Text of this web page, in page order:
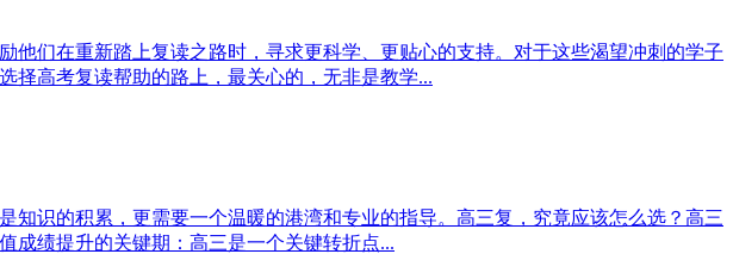
们在重新踏上复读之路时，寻求更科学、更贴心的支持。对于这些渴望冲刺的学子
择高考复读帮助的路上，最关心的，无非是教学...
识的积累，更需要一个温暖的港湾和专业的指导。高三复，究竟应该怎么选？高三
成绩提升的关键期：高三是一个关键转折点...